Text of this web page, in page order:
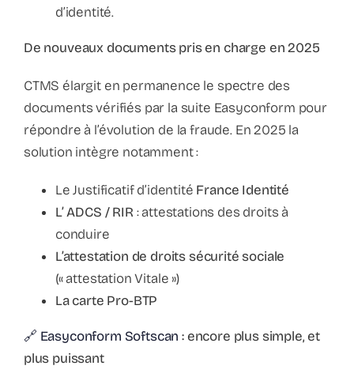
d’identité.
De nouveaux documents pris en charge en 2025
CTMS élargit en permanence le spectre des
documents vérifiés par la suite Easyconform pour
répondre à l’évolution de la fraude. En 2025 la
solution intègre notamment :
Le Justificatif d’identité France Identité
L’ ADCS / RIR : attestations des droits à
conduire
L’attestation de droits sécurité sociale
(« attestation Vitale »)
La carte Pro-BTP
🔗 Easyconform Softscan : encore plus simple, et
plus puissant